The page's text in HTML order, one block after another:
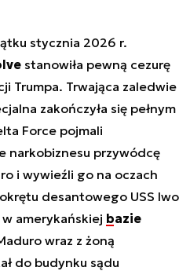
stycznia 2026 r.
stanowiła pewną cezurę
Trumpa. Trwająca zaledwie
zakończyła się pełnym
Force pojmali
narkobiznesu przywódcę
i wywieźli go na oczach
desantowego USS Iwo
amerykańskiej bazie
wraz z żoną
do budynku sądu